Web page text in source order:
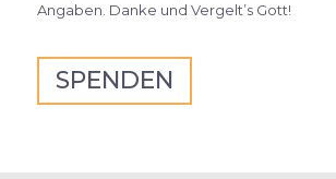
Angaben. Danke und Vergelt’s Gott!
SPENDEN